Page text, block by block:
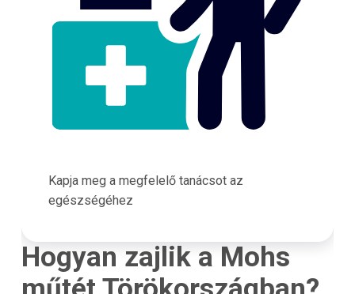
Kapja meg a megfelelő tanácsot az
egészségéhez
Hogyan zajlik a Mohs